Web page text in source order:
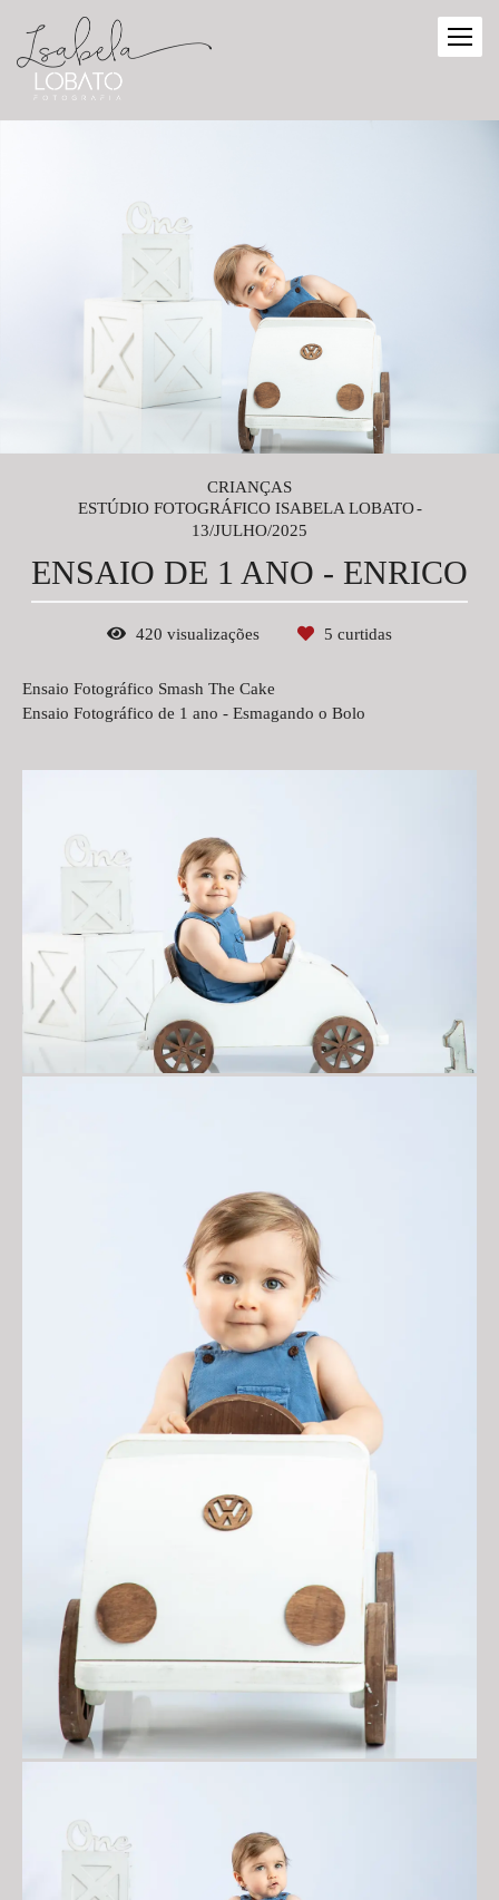
CRIANÇAS
ESTÚDIO FOTOGRÁFICO ISABELA LOBATO
13/JULHO/2025
ENSAIO DE 1 ANO - ENRICO
420 visualizações 5 curtidas
Ensaio Fotográfico Smash The Cake
Ensaio Fotográfico de 1 ano - Esmagando o Bolo